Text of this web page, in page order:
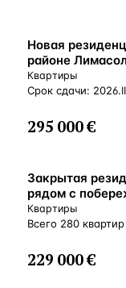
ВНЖ
Новая
районе
Квартиры
Срок сдачи:
295 000 €
ВНЖ
Закрытая
рядом с
Кипр
Квартиры
Всего 280 квартир
229 000 €